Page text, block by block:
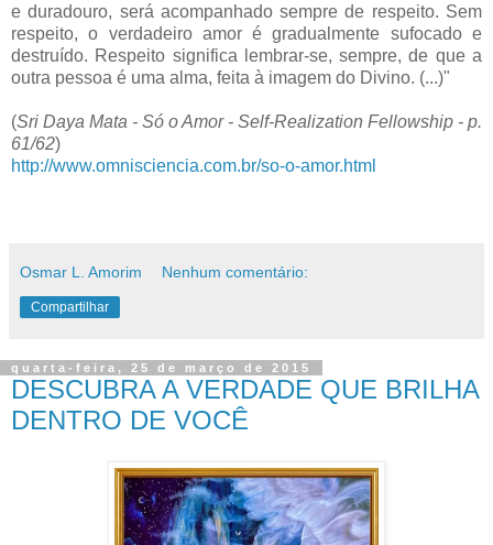
e duradouro, será acompanhado sempre de respeito. Sem
respeito, o verdadeiro amor é gradualmente sufocado e
destruído. Respeito significa lembrar-se, sempre, de que a
outra pessoa é uma alma, feita à imagem do Divino. (...)"
(Sri Daya Mata - Só o Amor - Self-Realization Fellowship - p.
61/62)
http://www.omnisciencia.com.br/so-o-amor.html
Osmar L. Amorim Nenhum comentário:
Compartilhar
quarta-feira, 25 de março de 2015
DESCUBRA A VERDADE QUE BRILHA
DENTRO DE VOCÊ